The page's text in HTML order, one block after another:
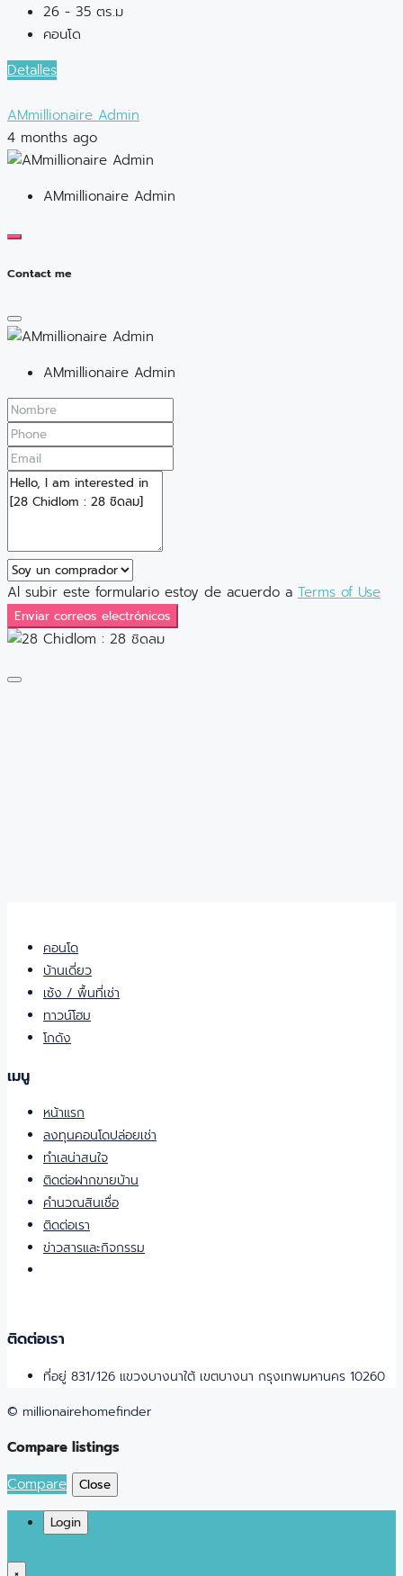
26 - 35 ตร.ม
คอนโด
Detalles
AMmillionaire Admin
4 months ago
AMmillionaire Admin
Contact me
AMmillionaire Admin
Al subir este formulario estoy de acuerdo a Terms of Use
Enviar correos electrónicos
คอนโด
บ้านเดี่ยว
เซ้ง / พื้นที่เช่า
ทาวน์โฮม
โกดัง
เมนู
หน้าแรก
ลงทุนคอนโดปล่อยเช่า
ทำเลน่าสนใจ
ติดต่อฝากขายบ้าน
คำนวณสินเชื่อ
ติดต่อเรา
ข่าวสารและกิจกรรม
ติดต่อเรา
ที่อยู่ 831/126 แขวงบางนาใต้ เขตบางนา กรุงเทพมหานคร 10260
© millionairehomefinder
Compare listings
Compare
Close
Login